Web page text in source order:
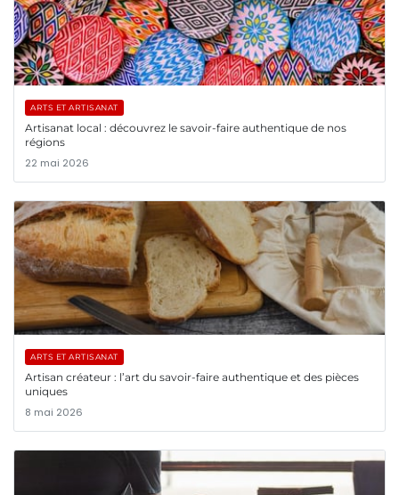
ARTS ET ARTISANAT
Artisanat local : découvrez le savoir-faire authentique de nos
régions
22 mai 2026
ARTS ET ARTISANAT
Artisan créateur : l’art du savoir-faire authentique et des pièces
uniques
8 mai 2026